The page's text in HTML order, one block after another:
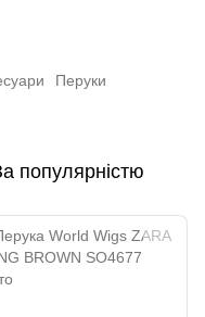
Перуки
популярністю